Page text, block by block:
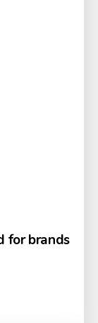
for brands